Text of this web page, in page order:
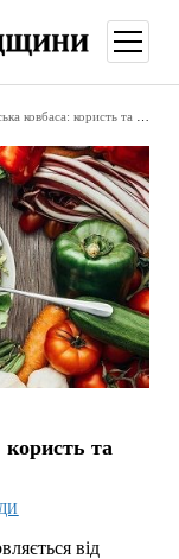
меню
ковбаса: користь та шкода
та
від